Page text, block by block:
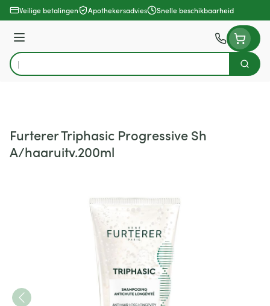
Ga naar de inhoud
Veilige betalingen Apothekersadvies Snelle beschikbaarheid
Menu
Product, merk, categorie...
Zoek
Furterer Triphasic Progressive Sh
A/haaruitv.200ml